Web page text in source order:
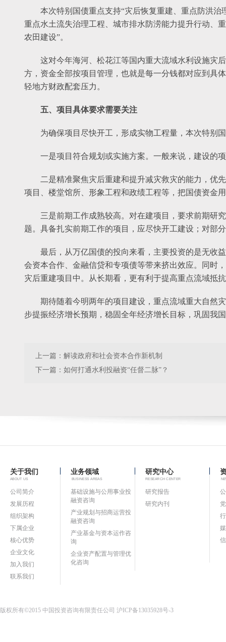
本次特别国债重点支持“灾后恢复重建、重点防洪
重点水土流失治理工程、城市排水防涝能力提升行动、
农田建设”。
这对今年海河、松花江等国内重大流域水利设施灾
方，资金全部按项目管理，也就是每一分钱都对应到具
轻地方财政配套压力。
五、项目具体要求需要关注
为确保项目尽快开工，形成实物工程量，本次特别
一是项目符合规划或实施方案。一般来说，建设的
二是精准聚焦灾后重建和提升减灾救灾的能力，优
项目、楼堂馆所、形象工程和政绩工程等，把国债资金
三是前期工作成熟较高。对在建项目，要求前期研
题。具备扎实前期工作的项目，应尽快开工建设；对部
最后，从万亿国债的投向来看，主要投资的是无收
会资本合作、金融信贷和专项债等带来挤出效应。同时
灾后重建项目中。从长期看，更有利于提高重点流域抵
期待随着今明两年的项目建设，重点流域重大自然
步提振经济增长预期，稳固全年经济增长目标，巩固我
上一篇： 解读政府和社会资本合作新机制
下一篇： 如何打通水利投融资“任督二脉”？
关于我们
ABOUT US
公司简介
发展历程
组织架构
下属企业
核心优势
企业文化
加入我们
联系我们
业务领域
BUSINESS AREAS
基础设施与公用事业投
融资咨询
产业规划与招商运营投
融资咨询
产业基金与资本运作咨
询
企业资产配置与管理优
化咨询
研究中心
RESEARCH CENTER
研究报告
研究内刊
版权所有©2015 中国投资咨询有限责任公司 沪ICP备13035928号-3